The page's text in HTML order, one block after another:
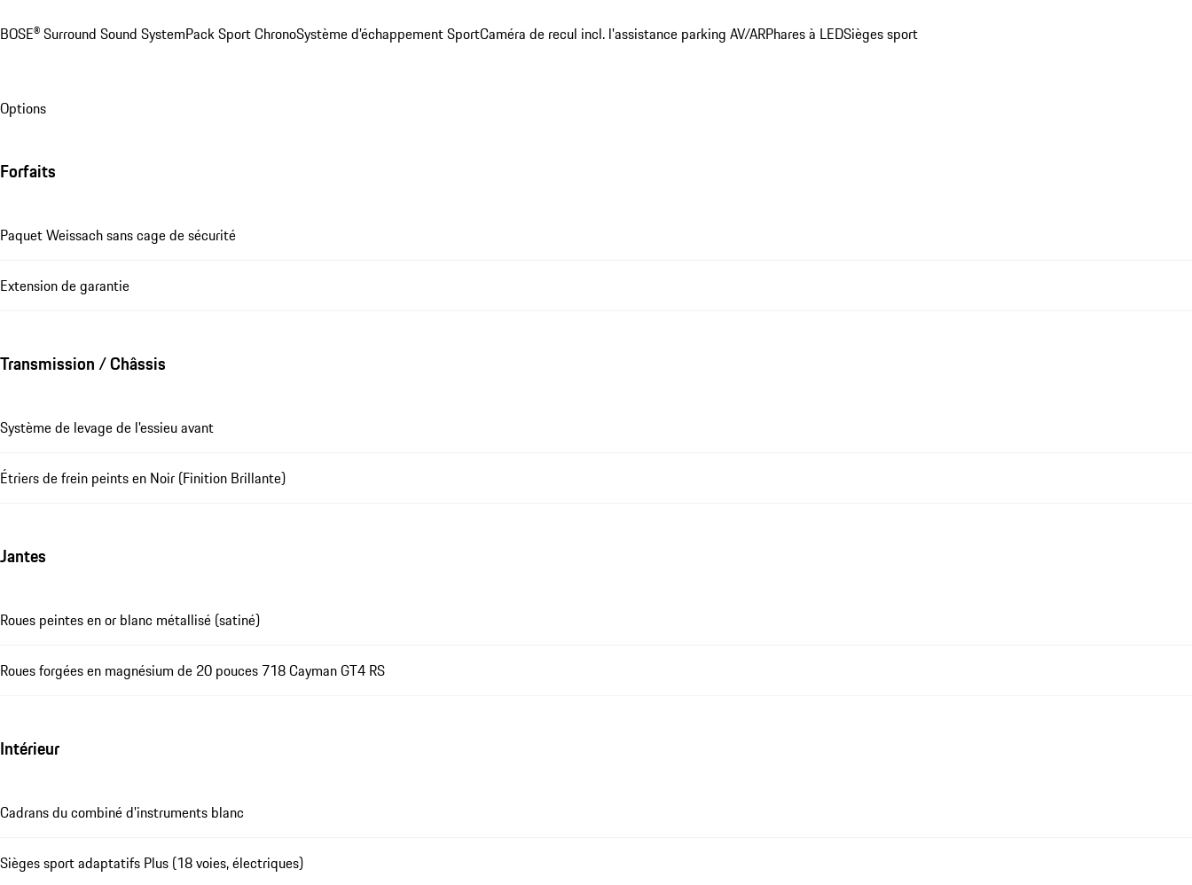
BOSE® Surround Sound SystemPack Sport ChronoSystème d’échappement SportCaméra de recul incl. l'assistance parking AV/ARPhares à LEDSièges sport
Options
Forfaits
Paquet Weissach sans cage de sécurité
Extension de garantie
Transmission / Châssis
Système de levage de l'essieu avant
Étriers de frein peints en Noir (Finition Brillante)
Jantes
Roues peintes en or blanc métallisé (satiné)
Roues forgées en magnésium de 20 pouces 718 Cayman GT4 RS
Intérieur
Cadrans du combiné d'instruments blanc
Sièges sport adaptatifs Plus (18 voies, électriques)